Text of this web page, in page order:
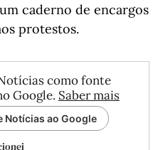
caderno de encargos
protestos.
como fonte
Google. Saber mais
Notícias ao Google